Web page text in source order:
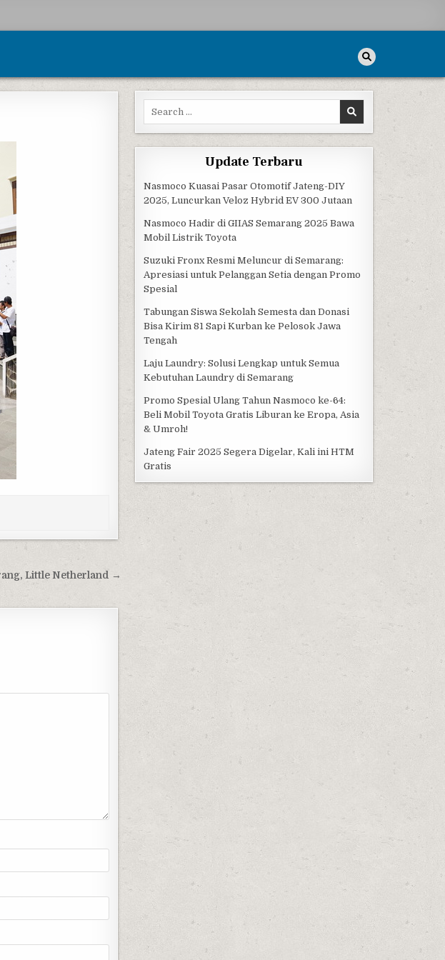
Little Netherland →
Search for:
Update Terbaru
Nasmoco Kuasai Pasar Otomotif Jateng-DIY
2025, Luncurkan Veloz Hybrid EV 300 Jutaan
Nasmoco Hadir di GIIAS Semarang 2025 Bawa
Mobil Listrik Toyota
Suzuki Fronx Resmi Meluncur di Semarang:
Apresiasi untuk Pelanggan Setia dengan Promo
Spesial
Tabungan Siswa Sekolah Semesta dan Donasi
Bisa Kirim 81 Sapi Kurban ke Pelosok Jawa
Tengah
Laju Laundry: Solusi Lengkap untuk Semua
Kebutuhan Laundry di Semarang
Promo Spesial Ulang Tahun Nasmoco ke-64:
Beli Mobil Toyota Gratis Liburan ke Eropa, Asia
& Umroh!
Jateng Fair 2025 Segera Digelar, Kali ini HTM
Gratis